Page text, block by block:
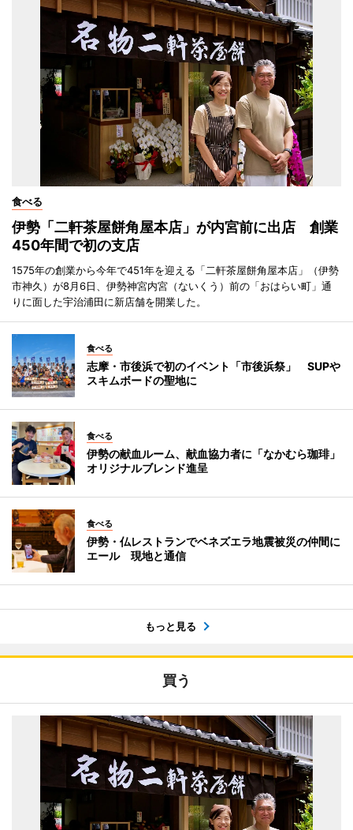
食べる
伊勢「二軒茶屋餅角屋本店」が内宮前に出店 創業
450年間で初の支店
1575年の創業から今年で451年を迎える「二軒茶屋餅角屋本店」（伊勢
市神久）が8月6日、伊勢神宮内宮（ないくう）前の「おはらい町」通
りに面した宇治浦田に新店舗を開業した。
食べる
志摩・市後浜で初のイベント「市後浜祭」 SUPや
スキムボードの聖地に
食べる
伊勢の献血ルーム、献血協力者に「なかむら珈琲」
オリジナルブレンド進呈
食べる
伊勢・仏レストランでベネズエラ地震被災の仲間に
エール 現地と通信
もっと見る
買う